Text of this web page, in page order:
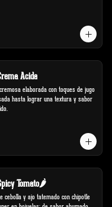
Acida
elaborada con toques de jugo
hasta lograr una textura y sabor
Tomato🌶️
cebolla y ajo tatemado con chipotle